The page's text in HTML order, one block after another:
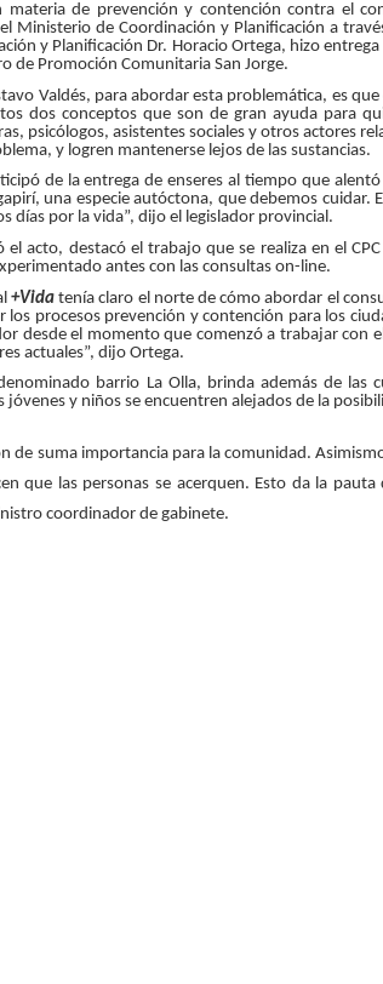
de prevención y contención contra el
Ministerio de Coordinación y Planificación a
y Planificación Dr. Horacio Ortega, hizo
de Promoción Comunitaria San Jorge.
Valdés, para abordar esta problemática, es que
dos conceptos que son de gran ayuda para
psicólogos, asistentes sociales y otros actores
y logren mantenerse lejos de las sustancias.
de la entrega de enseres al tiempo que
una especie autóctona, que debemos cuidar.
días por la vida”, dijo el legislador provincial.
acto, destacó el trabajo que se realiza en el
antes con las consultas on-line.
+Vidatenía claro el norte de cómo abordar el
procesos prevención y contención para los
desde el momento que comenzó a trabajar con
actuales”, dijo Ortega.
barrio La Olla, brinda además de las
y niños se encuentren alejados de la
de suma importancia para la comunidad.
que las personas se acerquen. Esto da la
coordinador de gabinete.